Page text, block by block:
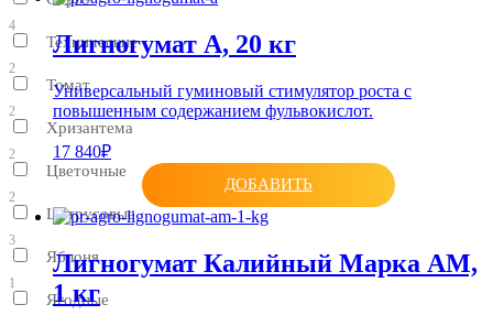
4
Технические
2
Томат
2
Хризантема
2
Цветочные
2
Цитрусовые
3
Яблоня
1
Ягодные
Лигногумат А, 20 кг
Универсальный гуминовый стимулятор роста с
повышенным содержанием фульвокислот.
17 840₽
ДОБАВИТЬ
Лигногумат Калийный Марка АМ,
1 кг